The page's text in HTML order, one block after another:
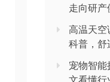
走向研
高温天空
科普，舒
宠物智
文看懂行